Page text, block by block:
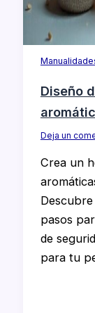
Diseño
Deja un
Crea un
pasos
de
para tu